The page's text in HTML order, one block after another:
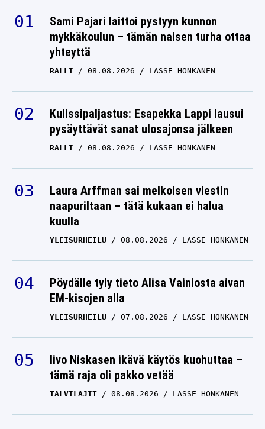
Sami Pajari laittoi pystyyn kunnon
mykkäkoulun – tämän naisen turha ottaa
yhteyttä
RALLI 08.08.2026 LASSE HONKANEN
Kulissipaljastus: Esapekka Lappi lausui
pysäyttävät sanat ulosajonsa jälkeen
RALLI 08.08.2026 LASSE HONKANEN
Laura Arffman sai melkoisen viestin
naapuriltaan – tätä kukaan ei halua
kuulla
YLEISURHEILU 08.08.2026 LASSE HONKANEN
Pöydälle tyly tieto Alisa Vainiosta aivan
EM-kisojen alla
YLEISURHEILU 07.08.2026 LASSE HONKANEN
Iivo Niskasen ikävä käytös kuohuttaa –
tämä raja oli pakko vetää
TALVILAJIT 08.08.2026 LASSE HONKANEN